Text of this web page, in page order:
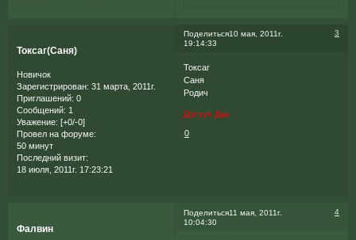
Поделиться 3
10 мая, 2011г.
19:14:33
Токсаг(Саня)
Новичок
Зарегистрирован: 31 марта, 2011г.
Приглашений: 0
Сообщений: 1
Уважение: [+0/-0]
Провел на форуме:
50 минут
Последний визит:
18 июля, 2011г. 17:23:21
Токсаг
Саня
Родич
Доступ Дан
0
Поделиться 4
11 мая, 2011г.
10:04:30
Фалвин